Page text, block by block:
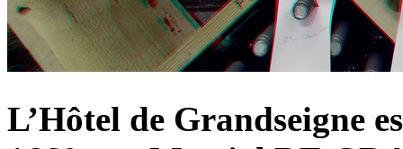
L’Hôtel de Grandseigne